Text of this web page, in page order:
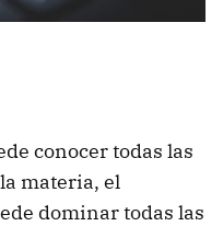
conocer todas las
materia, el
dominar todas las